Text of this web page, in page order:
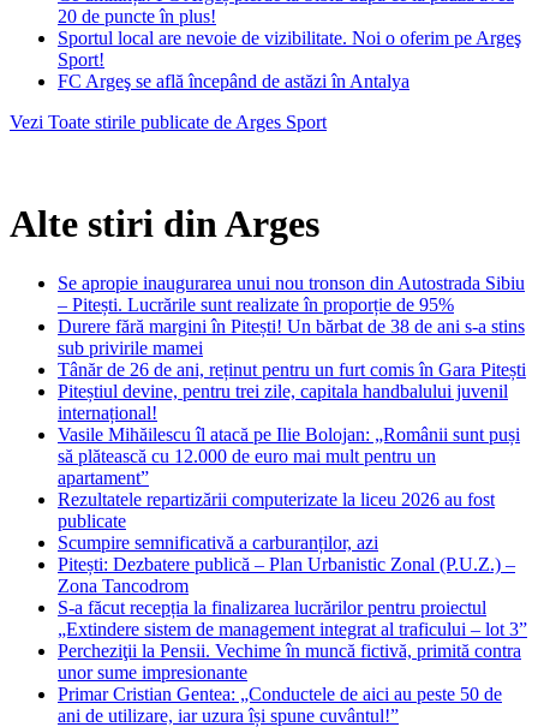
20 de puncte în plus!
Sportul local are nevoie de vizibilitate. Noi o oferim pe Argeş
Sport!
FC Argeş se află începând de astăzi în Antalya
Vezi Toate stirile publicate de Arges Sport
Alte stiri din Arges
Se apropie inaugurarea unui nou tronson din Autostrada Sibiu
– Pitești. Lucrările sunt realizate în proporție de 95%
Durere fără margini în Pitești! Un bărbat de 38 de ani s-a stins
sub privirile mamei
Tânăr de 26 de ani, reținut pentru un furt comis în Gara Pitești
Piteștiul devine, pentru trei zile, capitala handbalului juvenil
internațional!
Vasile Mihăilescu îl atacă pe Ilie Bolojan: „Românii sunt puși
să plătească cu 12.000 de euro mai mult pentru un
apartament”
Rezultatele repartizării computerizate la liceu 2026 au fost
publicate
Scumpire semnificativă a carburanților, azi
Pitești: Dezbatere publică – Plan Urbanistic Zonal (P.U.Z.) –
Zona Tancodrom
S-a făcut recepția la finalizarea lucrărilor pentru proiectul
„Extindere sistem de management integrat al traficului – lot 3”
Percheziţii la Pensii. Vechime în muncă fictivă, primită contra
unor sume impresionante
Primar Cristian Gentea: „Conductele de aici au peste 50 de
ani de utilizare, iar uzura își spune cuvântul!”